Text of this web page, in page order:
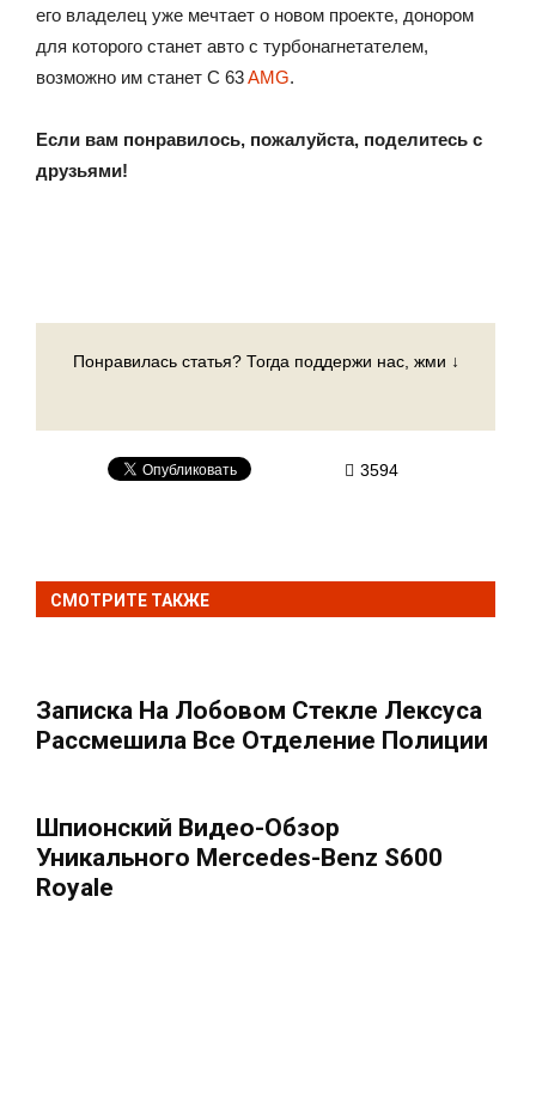
его владелец уже мечтает о новом проекте, донором
для которого станет авто с турбонагнетателем,
возможно им станет C 63AMG.
Если вам понравилось, пожалуйста, поделитесь с
друзьями!
Понравилась статья? Тогда поддержи нас, жми ↓
3594
СМОТРИТЕ ТАКЖЕ
Записка На Лобовом Стекле Лексуса
Рассмешила Все Отделение Полиции
Шпионский Видео-Обзор
Уникального Mercedes-Benz S600
Royale